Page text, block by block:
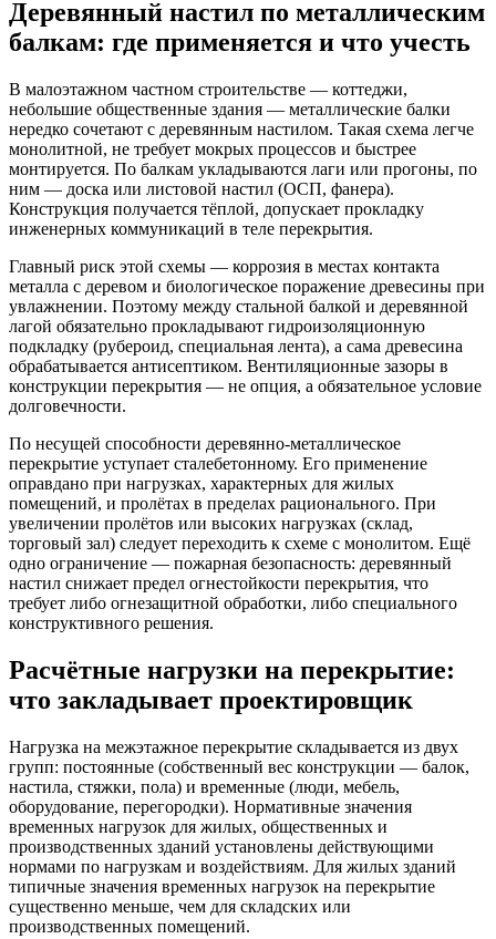
Деревянный настил по металлическим
балкам: где применяется и что учесть
В малоэтажном частном строительстве — коттеджи,
небольшие общественные здания — металлические балки
нередко сочетают с деревянным настилом. Такая схема легче
монолитной, не требует мокрых процессов и быстрее
монтируется. По балкам укладываются лаги или прогоны, по
ним — доска или листовой настил (ОСП, фанера).
Конструкция получается тёплой, допускает прокладку
инженерных коммуникаций в теле перекрытия.
Главный риск этой схемы — коррозия в местах контакта
металла с деревом и биологическое поражение древесины при
увлажнении. Поэтому между стальной балкой и деревянной
лагой обязательно прокладывают гидроизоляционную
подкладку (рубероид, специальная лента), а сама древесина
обрабатывается антисептиком. Вентиляционные зазоры в
конструкции перекрытия — не опция, а обязательное условие
долговечности.
По несущей способности деревянно-металлическое
перекрытие уступает сталебетонному. Его применение
оправдано при нагрузках, характерных для жилых
помещений, и пролётах в пределах рационального. При
увеличении пролётов или высоких нагрузках (склад,
торговый зал) следует переходить к схеме с монолитом. Ещё
одно ограничение — пожарная безопасность: деревянный
настил снижает предел огнестойкости перекрытия, что
требует либо огнезащитной обработки, либо специального
конструктивного решения.
Расчётные нагрузки на перекрытие:
что закладывает проектировщик
Нагрузка на межэтажное перекрытие складывается из двух
групп: постоянные (собственный вес конструкции — балок,
настила, стяжки, пола) и временные (люди, мебель,
оборудование, перегородки). Нормативные значения
временных нагрузок для жилых, общественных и
производственных зданий установлены действующими
нормами по нагрузкам и воздействиям. Для жилых зданий
типичные значения временных нагрузок на перекрытие
существенно меньше, чем для складских или
производственных помещений.